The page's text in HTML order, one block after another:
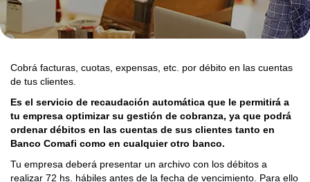
Cobrá facturas, cuotas, expensas, etc. por débito en las cuentas
de tus clientes.
Es el servicio de recaudación automática que le permitirá a
tu empresa optimizar su gestión de cobranza, ya que podrá
ordenar débitos en las cuentas de sus clientes tanto en
Banco Comafi como en cualquier otro banco.
Tu empresa deberá presentar un archivo con los débitos a
realizar 72 hs. hábiles antes de la fecha de vencimiento. Para ello